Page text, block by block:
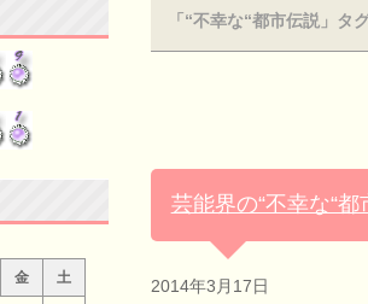
「“不幸な“都市伝説」タ
芸能界の“不幸な“
2014年3月17日
金 土